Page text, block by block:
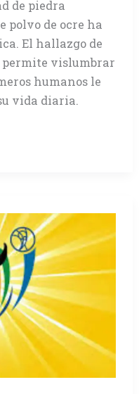
de piedra
polvo de ocre ha
El hallazgo de
permite vislumbrar
humanos le
vida diaria.